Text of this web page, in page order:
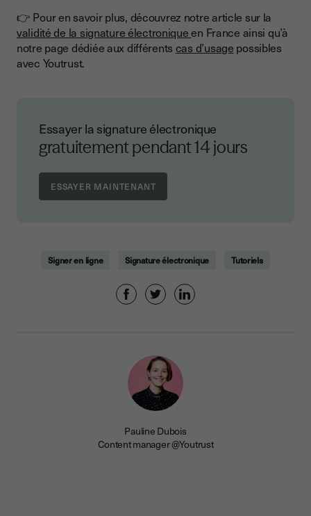
👉 Pour en savoir plus, découvrez notre article sur la
validité de la signature électroniqueen France ainsi qu’à
notre page dédiée aux différents cas d’usage possibles
avec Youtrust.
Essayer la signature électronique
gratuitement pendant 14 jours
Signer en ligne Signature électronique Tutoriels
Pauline Dubois
Content manager @Youtrust